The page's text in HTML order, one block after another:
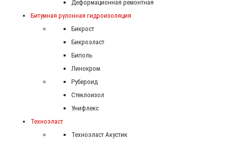
Деформационная ремонтная
Битумная рулонная гидроизоляция
Бикрост
Бикроэласт
Биполь
Линокром
Рубероид
Стеклоизол
Унифлекс
Техноэласт
Техноэласт Акустик